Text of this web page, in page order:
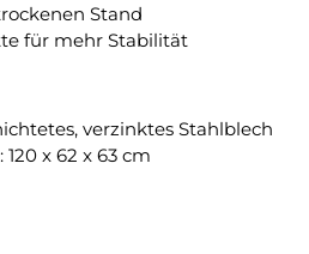
Stand
für mehr Stabilität
verzinktes Stahlblech
x 62 x 63 cm